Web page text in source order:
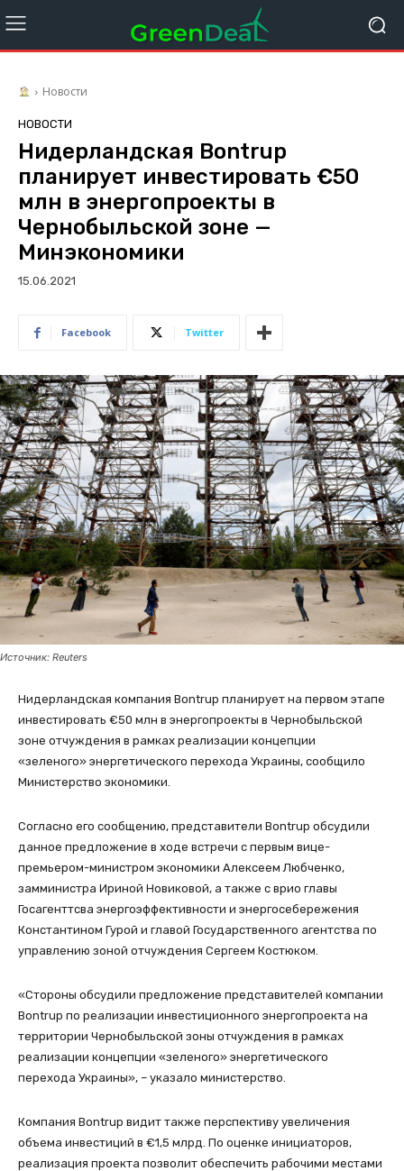
Новости
НОВОСТИ
Нидерландская Bontrup
планирует инвестировать €50
млн в энергопроекты в
Чернобыльской зоне —
Минэкономики
15.06.2021
Facebook Twitter
Источник: Reuters
Нидерландская компания Bontrup планирует на первом этапе
инвестировать €50 млн в энергопроекты в Чернобыльской
зоне отчуждения в рамках реализации концепции
«зеленого» энергетического перехода Украины, сообщило
Министерство экономики.
Согласно его сообщению, представители Bontrup обсудили
данное предложение в ходе встречи с первым вице-
премьером-министром экономики Алексеем Любченко,
замминистра Ириной Новиковой, а также с врио главы
Госагенттсва энергоэффективности и энергосебережения
Константином Гурой и главой Государственного агентства по
управлению зоной отчуждения Сергеем Костюком.
«Стороны обсудили предложение представителей компании
Bontrup по реализации инвестиционного энергопроекта на
территории Чернобыльской зоны отчуждения в рамках
реализации концепции «зеленого» энергетического
перехода Украины», – указало министерство.
Компания Bontrup видит также перспективу увеличения
объема инвестиций в €1,5 млрд. По оценке инициаторов,
реализация проекта позволит обеспечить рабочими местами